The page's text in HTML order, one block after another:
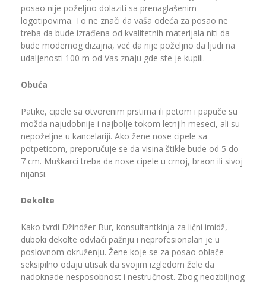
posao nije poželjno dolaziti sa prenaglašenim
logotipovima. To ne znači da vaša odeća za posao ne
treba da bude izrađena od kvalitetnih materijala niti da
bude modernog dizajna, već da nije poželjno da ljudi na
udaljenosti 100 m od Vas znaju gde ste je kupili.
Obuća
Patike, cipele sa otvorenim prstima ili petom i papuče su
možda najudobnije i najbolje tokom letnjih meseci, ali su
nepoželjne u kancelariji. Ako žene nose cipele sa
potpeticom, preporučuje se da visina štikle bude od 5 do
7 cm. Muškarci treba da nose cipele u crnoj, braon ili sivoj
nijansi.
Dekolte
Kako tvrdi Džindžer Bur, konsultantkinja za lični imidž,
duboki dekolte odvlači pažnju i neprofesionalan je u
poslovnom okruženju. Žene koje se za posao oblače
seksipilno odaju utisak da svojim izgledom žele da
nadoknade nesposobnost i nestručnost. Zbog neozbiljnog